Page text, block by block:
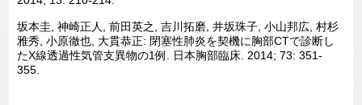
坂本圭, 神崎正人, 前田英之, 吉川拓磨, 井坂珠子, 小山邦広, 村杉
雅秀, 小原徹也, 大貫恭正: 閉塞性肺炎を契機に胸部CTで診断し
たX線透過性気管支異物の1例. 日本胸部臨床. 2014; 73: 351-
355.